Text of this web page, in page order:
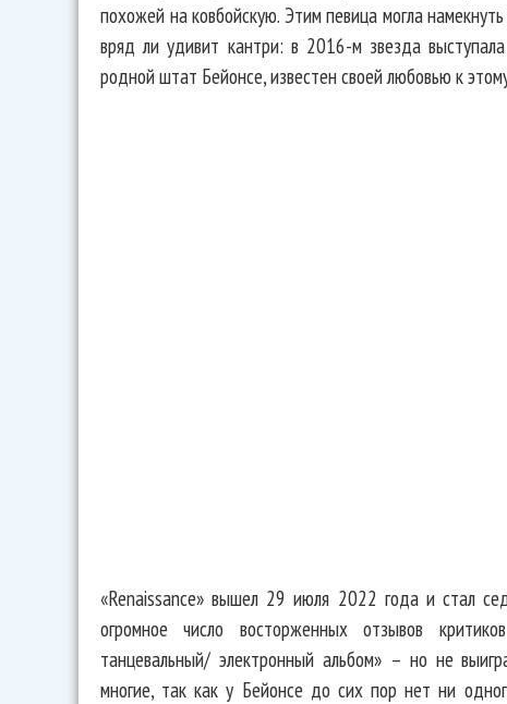
похожей на ковбойскую. Этим певица могла
вряд ли удивит кантри: в 2016-м звезда
родной штат Бейонсе, известен своей любовью к
«Renaissance» вышел 29 июля 2022 года и стал
огромное число восторженных отзывов
танцевальный/ электронный альбом» – но не
многие, так как у Бейонсе до сих пор нет ни